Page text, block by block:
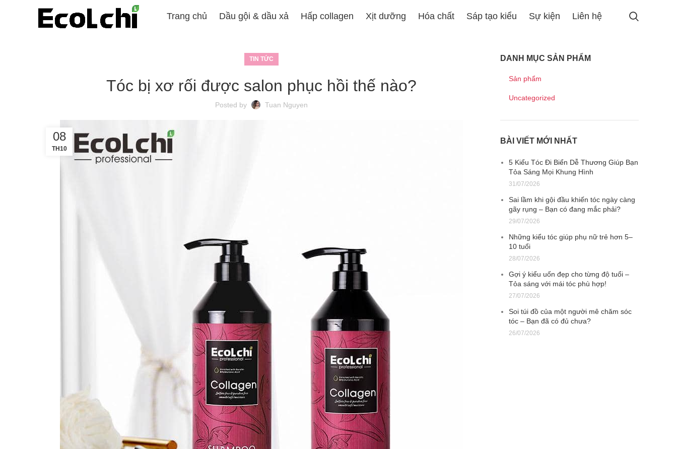
Trang chủ Dầu gội & dầu xả Hấp collagen Xịt dưỡng Hóa chất Sáp tạo kiểu Sự kiện Liên hệ
TIN TỨC
Tóc bị xơ rối được salon phục hồi thế nào?
Posted by Tuan Nguyen
08
TH10
DANH MỤC SẢN PHẨM
Sản phẩm
Uncategorized
BÀI VIẾT MỚI NHẤT
5 Kiểu Tóc Đi Biển Dễ Thương Giúp Bạn
Tỏa Sáng Mọi Khung Hình
31/07/2026
Sai lầm khi gội đầu khiến tóc ngày càng
gãy rụng – Bạn có đang mắc phải?
29/07/2026
Những kiểu tóc giúp phụ nữ trẻ hơn 5–
10 tuổi
28/07/2026
Gợi ý kiểu uốn đẹp cho từng độ tuổi –
Tỏa sáng với mái tóc phù hợp!
27/07/2026
Soi túi đồ của một người mê chăm sóc
tóc – Bạn đã có đủ chưa?
26/07/2026